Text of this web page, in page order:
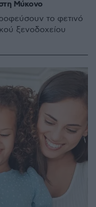
Μύκονο
το φετινό
ξενοδοχείου